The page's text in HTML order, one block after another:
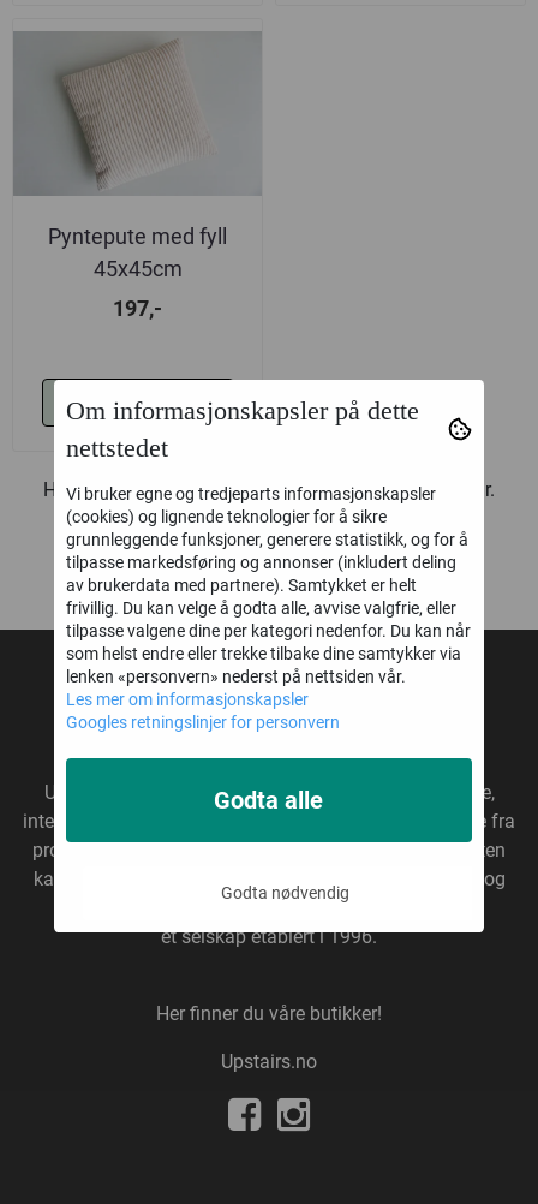
Pyntepute med fyll
45x45cm
197,-
Kjøp
Hos oss finner du pynteputeri bomull, cord og velour.
Velg mellom mange tidsriktige og fine farger.
UPSTAIRS AS
Upstairs
er en annerledes butikkjede som selger gave,
interiør, ting & tang. Vi importerer våre produkter direkte fra
produsenter, uten fordyrende mellomledd. På den måten
kan vi tilby gode varer til gode priser. Vårt hovedlager og
kontor ligger like utenfor Kristiansand. Upstairs er
et selskap etablert i 1996.
Her finner du våre butikker!
Upstairs.no
Om informasjonskapsler på dette
nettstedet
Vi bruker egne og tredjeparts informasjonskapsler
(cookies) og lignende teknologier for å sikre
grunnleggende funksjoner, generere statistikk, og for å
tilpasse markedsføring og annonser (inkludert deling
av brukerdata med partnere). Samtykket er helt
frivillig. Du kan velge å godta alle, avvise valgfrie, eller
tilpasse valgene dine per kategori nedenfor. Du kan når
som helst endre eller trekke tilbake dine samtykker via
lenken «personvern» nederst på nettsiden vår.
Les mer om informasjonskapsler
Googles retningslinjer for personvern
Godta nødvendig
Godta alle